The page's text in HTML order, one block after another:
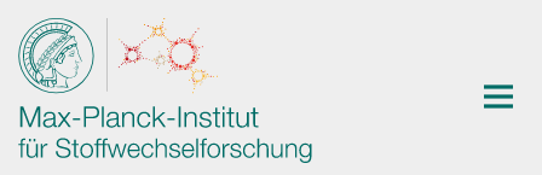
Hauptinhalt